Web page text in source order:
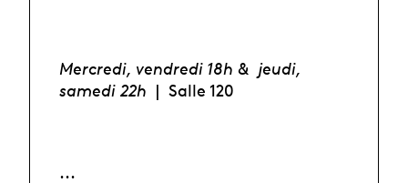
Mercredi, vendredi 18h & jeudi,
samedi 22h | Salle 120
···